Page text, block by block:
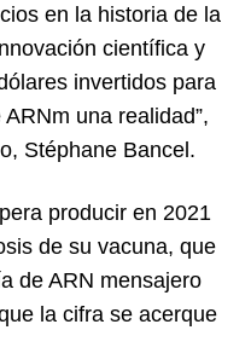
en la historia de la
científica y
invertidos para
una realidad”,
Stéphane Bancel.
producir en 2021
de su vacuna, que
de ARN mensajero
la cifra se acerque